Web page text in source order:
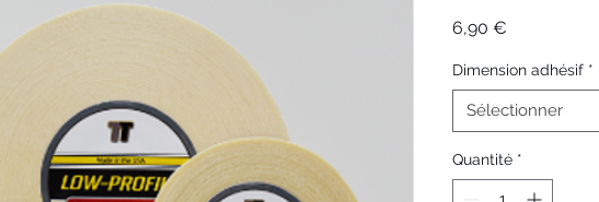
6,90 €
Dimension adhésif *
Sélectionner
Quantité *